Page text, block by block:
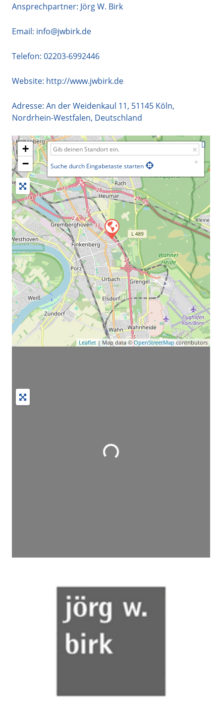
Ansprechpartner: Jörg W. Birk
Email: info@jwbirk.de
Telefon: 02203-6992446
Website: http://www.jwbirk.de
Adresse: An der Weidenkaul 11, 51145 Köln,
Nordrhein-Westfalen, Deutschland
+
−
Suche durch Eingabetaste starten
Leaflet | Map data © OpenStreetMap contributors
Wird geladen …